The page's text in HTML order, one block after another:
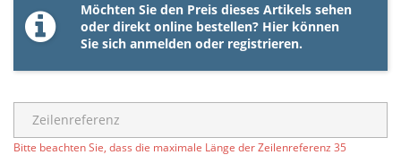
Möchten Sie den Preis dieses Artikels sehen
oder direkt online bestellen? Hier können
Sie sich anmelden oder registrieren.
Bitte beachten Sie, dass die maximale Länge der Zeilenreferenz 35